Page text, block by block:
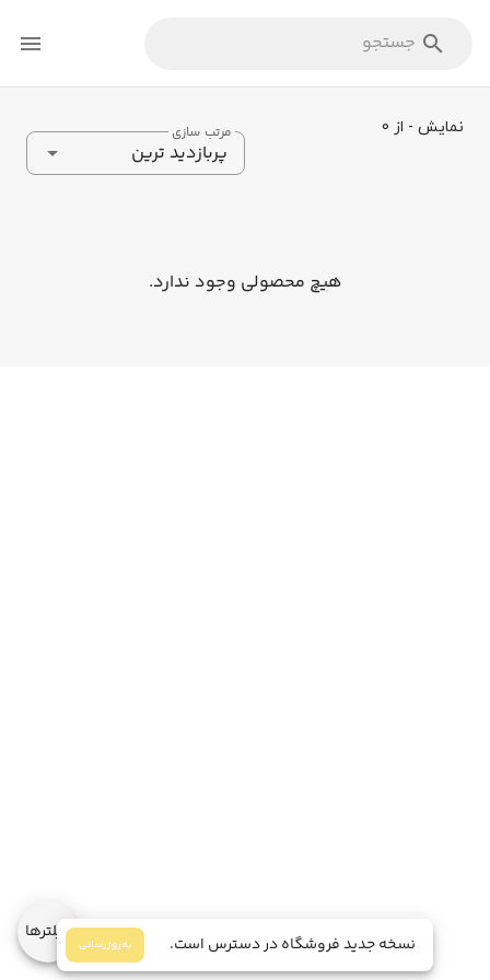
نسخه جدید فروشگاه در دسترس است. به‌روز‌رسانی
فیلترها
نمایش - از 0 مرتب سازی
پربازدید ترین
هیچ محصولی وجود ندارد.